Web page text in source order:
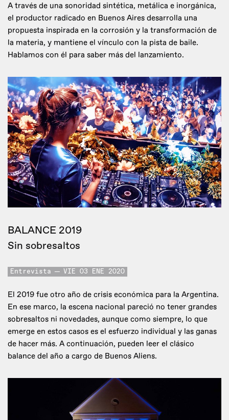
A través de una sonoridad sintética, metálica e inorgánica,
el productor radicado en Buenos Aires desarrolla una
propuesta inspirada en la corrosión y la transformación de
la materia, y mantiene el vínculo con la pista de baile.
Hablamos con él para saber más del lanzamiento.
BALANCE 2019
Sin sobresaltos
Entrevista VIE 03 ENE 2020
El 2019 fue otro año de crisis económica para la Argentina.
En ese marco, la escena nacional pareció no tener grandes
sobresaltos ni novedades, aunque como siempre, lo que
emerge en estos casos es el esfuerzo individual y las ganas
de hacer más. A continuación, pueden leer el clásico
balance del año a cargo de Buenos Aliens.